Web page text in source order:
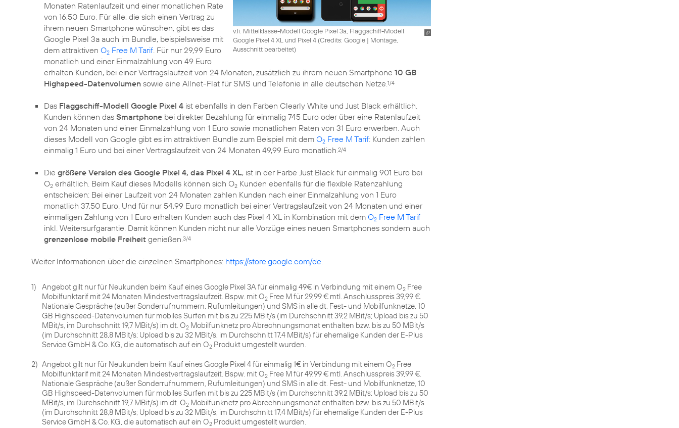
v.li. Mittelklasse-Modell Google Pixel 3a, Flaggschiff-Modell
Google Pixel 4 XL und Pixel 4 (Credits: Google| Montage,
Ausschnitt bearbeitet)
Monaten Ratenlaufzeit und einer monatlichen Rate
von 16,50 Euro. Für alle, die sich einen Vertrag zu
ihrem neuen Smartphone wünschen, gibt es das
Google Pixel 3a auch im Bundle, beispielsweise mit
dem attraktiven O2 Free M Tarif. Für nur 29,99 Euro
monatlich und einer Einmalzahlung von 49 Euro
erhalten Kunden, bei einer Vertragslaufzeit von 24 Monaten, zusätzlich zu ihrem neuen Smartphone 10 GB
Highspeed-Datenvolumen sowie eine Allnet-Flat für SMS und Telefonie in alle deutschen Netze.1/4
Das Flaggschiff-Modell Google Pixel 4 ist ebenfalls in den Farben Clearly White und Just Black erhältlich.
Kunden können das Smartphone bei direkter Bezahlung für einmalig 745 Euro oder über eine Ratenlaufzeit
von 24 Monaten und einer Einmalzahlung von 1 Euro sowie monatlichen Raten von 31 Euro erwerben. Auch
dieses Modell von Google gibt es im attraktiven Bundle zum Beispiel mit dem O2 Free M Tarif: Kunden zahlen
einmalig 1 Euro und bei einer Vertragslaufzeit von 24 Monaten 49,99 Euro monatlich.2/4
Die größere Version des Google Pixel 4, das Pixel 4 XL, ist in der Farbe Just Black für einmalig 901 Euro bei
O2 erhältlich. Beim Kauf dieses Modells können sich O2 Kunden ebenfalls für die flexible Ratenzahlung
entscheiden: Bei einer Laufzeit von 24 Monaten zahlen Kunden nach einer Einmalzahlung von 1 Euro
monatlich 37,50 Euro. Und für nur 54,99 Euro monatlich bei einer Vertragslaufzeit von 24 Monaten und einer
einmaligen Zahlung von 1 Euro erhalten Kunden auch das Pixel 4 XL in Kombination mit dem O2 Free M Tarif
inkl. Weitersurfgarantie. Damit können Kunden nicht nur alle Vorzüge eines neuen Smartphones sondern auch
grenzenlose mobile Freiheit genießen.3/4
Weiter Informationen über die einzelnen Smartphones: https://store.google.com/de.
1) Angebot gilt nur für Neukunden beim Kauf eines Google Pixel 3A für einmalig 49€ in Verbindung mit einem O2 Free
Mobilfunktarif mit 24 Monaten Mindestvertragslaufzeit. Bspw. mit O2 Free M für 29,99 € mtl. Anschlusspreis 39,99 €.
Nationale Gespräche (außer Sonderrufnummern, Rufumleitungen) und SMS in alle dt. Fest- und Mobilfunknetze, 10
GB Highspeed-Datenvolumen für mobiles Surfen mit bis zu 225 MBit/s (im Durchschnitt 39,2 MBit/s; Upload bis zu 50
MBit/s, im Durchschnitt 19,7 MBit/s) im dt. O2 Mobilfunknetz pro Abrechnungsmonat enthalten bzw. bis zu 50 MBit/s
(im Durchschnitt 28,8 MBit/s; Upload bis zu 32 MBit/s, im Durchschnitt 17,4 MBit/s) für ehemalige Kunden der E-Plus
Service GmbH & Co. KG, die automatisch auf ein O2 Produkt umgestellt wurden.
2) Angebot gilt nur für Neukunden beim Kauf eines Google Pixel 4 für einmalig 1€ in Verbindung mit einem O2 Free
Mobilfunktarif mit 24 Monaten Mindestvertragslaufzeit. Bspw. mit O2 Free M für 49,99 € mtl. Anschlusspreis 39,99 €.
Nationale Gespräche (außer Sonderrufnummern, Rufumleitungen) und SMS in alle dt. Fest- und Mobilfunknetze, 10
GB Highspeed-Datenvolumen für mobiles Surfen mit bis zu 225 MBit/s (im Durchschnitt 39,2 MBit/s; Upload bis zu 50
MBit/s, im Durchschnitt 19,7 MBit/s) im dt. O2 Mobilfunknetz pro Abrechnungsmonat enthalten bzw. bis zu 50 MBit/s
(im Durchschnitt 28,8 MBit/s; Upload bis zu 32 MBit/s, im Durchschnitt 17,4 MBit/s) für ehemalige Kunden der E-Plus
Service GmbH & Co. KG, die automatisch auf ein O2 Produkt umgestellt wurden.